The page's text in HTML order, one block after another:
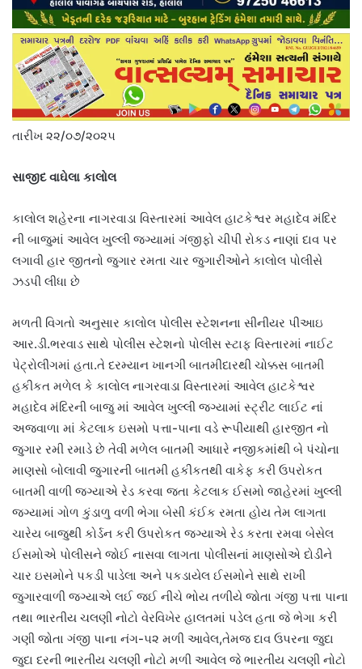
તારીખ ૨૨/૦૭/૨૦૨૫
સાજીદ વાઘેલા કાલોલ
કાલોલ શહેરના નાગરવાડા વિસ્તારમાં આવેલ હાટકેશ્વર મહાદેવ મંદિર
ની બાજુમાં આવેલ ખુલ્લી જગ્યામાં ગંજીફો ચીપી રોકડ નાણાં દાવ પર
લગાવી હાર જીતનો જુગાર રમતા ચાર જુગારીઓને કાલોલ પોલીસે
ઝડપી લીધા છે
મળતી વિગતો અનુસાર કાલોલ પોલીસ સ્ટેશનના સીનીયર પીઆઇ
આર.ડી.ભરવાડ સાથે પોલીસ સ્ટેશનો પોલીસ સ્ટાફ વિસ્તારમાં નાઈટ
પેટ્રોલીંગમાં હતા.તે દરમ્યાન ખાનગી બાતમીદારથી ચોક્કસ બાતમી
હકીકત મળેલ કે કાલોલ નાગરવાડા વિસ્તારમાં આવેલ હાટકેશ્વર
મહાદેવ મંદિરની બાજુ માં આવેલ ખુલ્લી જગ્યામાં સ્ટ્રીટ લાઈટ નાં
અજવાળા માં કેટલાક ઇસમો પત્તા-પાના વડે રૂપીયાથી હારજીત નો
જુગાર રમી રમાડે છે તેવી મળેલ બાતમી આધારે નજીકમાંથી બે પંચોના
માણસો બોલાવી જુગારની બાતમી હકીકતથી વાકેફ કરી ઉપરોકત
બાતમી વાળી જગ્યાએ રેડ કરવા જતા કેટલાક ઈસમો જાહેરમાં ખુલ્લી
જગ્યામાં ગોળ કુંડાળુ વળી ભેગા બેસી કંઈક રમતા હોય તેમ લાગતા
ચારેય બાજુથી કોર્ડન કરી ઉપરોકત જગ્યાએ રેડ કરતા રમવા બેસેલ
ઈસમોએ પોલીસને જોઈ નાસવા લાગતા પોલીસનાં માણસોએ દોડીને
ચાર ઇસમોને પકડી પાડેલા અને પકડાયેલ ઈસમોને સાથે રાખી
જુગારવાળી જગ્યાએ લઈ જઈ નીચે ભોય તળીયે જોતા ગંજી પત્તા પાના
તથા ભારતીય ચલણી નોટો વેરવિખેર હાલતમાં પડેલ હતા જે ભેગા કરી
ગણી જોતા ગંજી પાના નંગ-૫૨ મળી આવેલ,તેમજ દાવ ઉપરના જુદા
જુદા દરની ભારતીય ચલણી નોટો મળી આવેલ જે ભારતીય ચલણી નોટો